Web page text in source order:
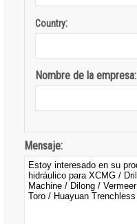
Country:
Nombre de la empresa:
Mensaje: